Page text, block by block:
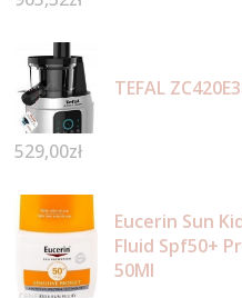
TEFAL
529,00zł
Eucerin Sun
Fluid Spf50+
50Ml